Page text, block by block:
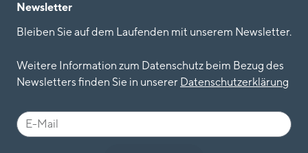
Newsletter
Bleiben Sie auf dem Laufenden mit unserem Newsletter.
Weitere Information zum Datenschutz beim Bezug des
Newsletters finden Sie in unserer Datenschutzerklärung